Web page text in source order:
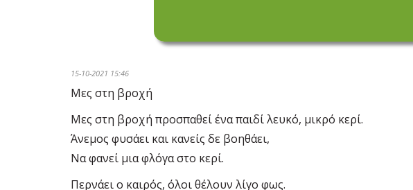
15-10-2021 15:46
Μες στη βροχή
Μες στη βροχή προσπαθεί ένα παιδί λευκό, μικρό κερί.
Άνεμος φυσάει και κανείς δε βοηθάει,
Να φανεί μια φλόγα στο κερί.
Περνάει ο καιρός, όλοι θέλουν λίγο φως.